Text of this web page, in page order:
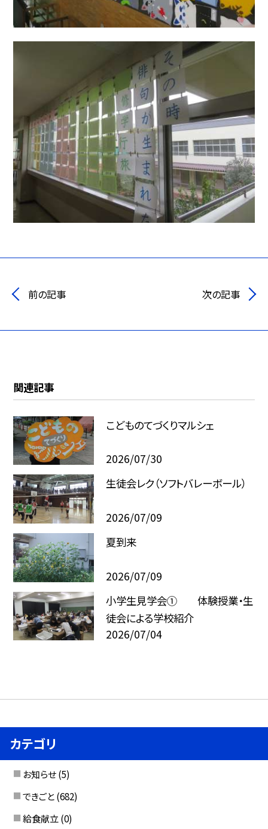
前の記事 次の記事
関連記事
こどものてづくりマルシェ
2026/07/30
生徒会レク（ソフトバレーボール）
2026/07/09
夏到来
2026/07/09
小学生見学会① 体験授業・生
徒会による学校紹介
2026/07/04
カテゴリ
お知らせ (5)
できごと (682)
給食献立 (0)